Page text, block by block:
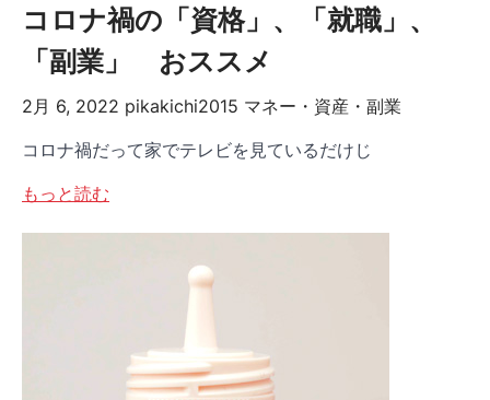
コロナ禍の「資格」、「就職」、
「副業」 おススメ
2月 6, 2022 pikakichi2015 マネー・資産・副業
コロナ禍だって家でテレビを見ているだけじ
もっと読む